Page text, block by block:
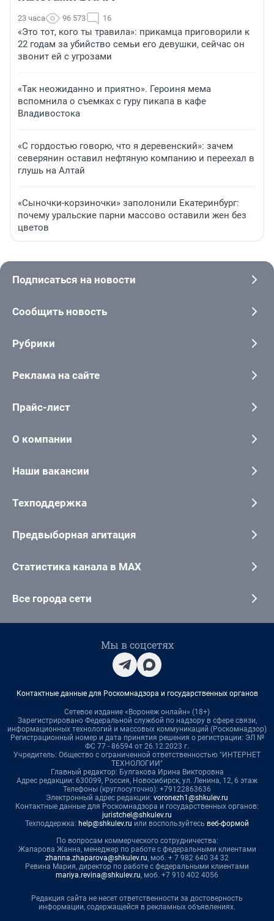
23 часа 96 573 16
«Это тот, кого ты травила»: прикамца приговорили к
22 годам за убийство семьи его девушки, сейчас он
звонит ей с угрозами
«Так неожиданно и приятно». Героиня мема
вспомнила о съемках с гуру пикапа в кафе
Владивостока
«С гордостью говорю, что я деревенский»: зачем
северянин оставил нефтяную компанию и переехал в
глушь на Алтай
«Сыночки-корзиночки» заполонили Екатеринбург:
почему уральские парни массово оставили жен без
цветов
Подписаться на новости
Сообщить новость
Рубрики
Реклама на сайте
Прайс-лист
О компании
Наши вакансии
Техподдержка
Предвыборная агитация
Статистика канала в MAX
Все города сети
Мы в соцсетях
Контактные данные для Роскомнадзора и государственных органов
Сетевое издание «Воронеж онлайн» (18+)
Зарегистрировано Федеральной службой по надзору в сфере связи,
информационных технологий и массовых коммуникаций (Роскомнадзор)
Регистрационный номер и дата принятия решения о регистрации: ЭЛ №
ФС 77 - 86594 от 26.12.2023 г.
Учредитель: Общество с ограниченной ответственностью "ИНТЕРНЕТ
ТЕХНОЛОГИИ"
Главный редактор: Булгакова Ирина Викторовна
Адрес редакции: 630099, Россия, Новосибирск, ул. Ленина, 12, 6 этаж
Телефоны (круглосуточно): +79122863636
Электронный адрес редакции: voronezh1@shkulev.ru
Контактные данные для Роскомнадзора и государственных органов:
juristchel@shkulev.ru
Техподдержка: help@shkulev.ru или воспользуйтесь веб-формой
По вопросам коммерческого сотрудничества:
Жапарова Жанна, менеджер по работе с федеральными клиентами
zhanna.zhaparova@shkulev.ru, моб. + 7 982 640 34 32
Ревина Мария, директор по работе с федеральными клиентами
mariya.revina@shkulev.ru, моб. +7 910 402 4056
Редакция сайта не несет ответственности за достоверность
информации, содержащейся в рекламных объявлениях.